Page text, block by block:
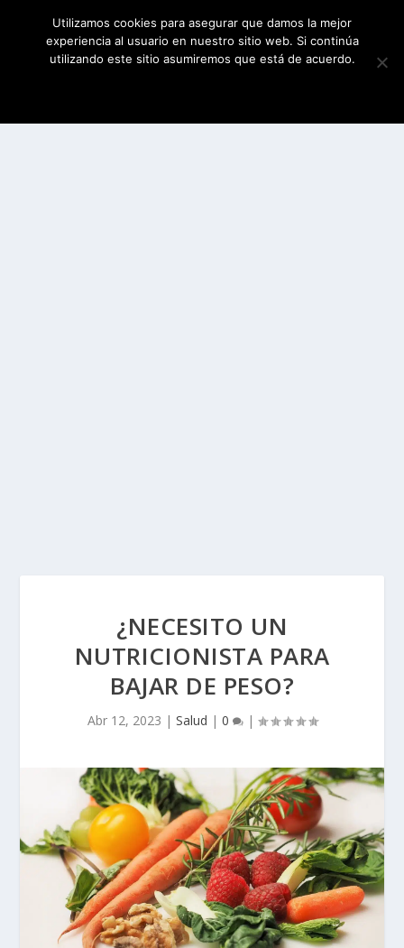
¿NECESITO UN
NUTRICIONISTA PARA
BAJAR DE PESO?
Abr 12, 2023 | Salud | 0 |
Utilizamos cookies para asegurar que damos la mejor
experiencia al usuario en nuestro sitio web. Si continúa
utilizando este sitio asumiremos que está de acuerdo.